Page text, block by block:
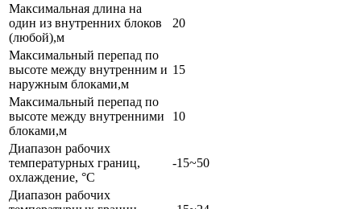
Максимальная длина на
один из внутренних блоков
(любой),м
20
Максимальный перепад по
высоте между внутренним и
наружным блоками,м
15
Максимальный перепад по
высоте между внутренними
блоками,м
10
Диапазон рабочих
температурных границ,
охлаждение, °C
-15~50
Диапазон рабочих